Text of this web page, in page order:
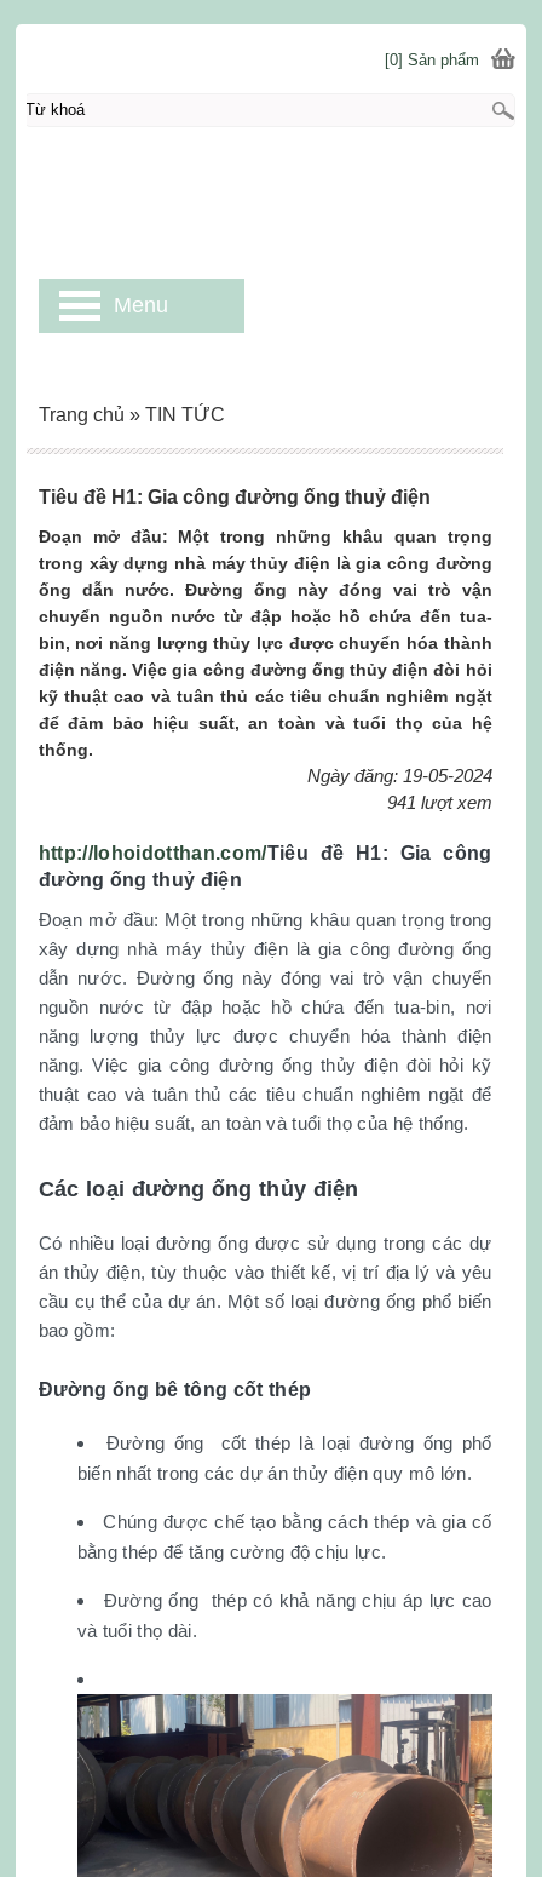
Tiêu đề H1: Gia công đường ống thuỷ điện
Đoạn mở đầu: Một trong những khâu quan trọng
trong xây dựng nhà máy thủy điện là gia công đường
ống dẫn nước. Đường ống này đóng vai trò vận
chuyển nguồn nước từ đập hoặc hồ chứa đến tua-
bin, nơi năng lượng thủy lực được chuyển hóa thành
điện năng. Việc gia công đường ống thủy điện đòi hỏi
kỹ thuật cao và tuân thủ các tiêu chuẩn nghiêm ngặt
để đảm bảo hiệu suất, an toàn và tuổi thọ của hệ
thống.
Ngày đăng: 19-05-2024
941 lượt xem
http://lohoidotthan.com/Tiêu đề H1: Gia công
đường ống thuỷ điện
Đoạn mở đầu: Một trong những khâu quan trọng trong
xây dựng nhà máy thủy điện là gia công đường ống
dẫn nước. Đường ống này đóng vai trò vận chuyển
nguồn nước từ đập hoặc hồ chứa đến tua-bin, nơi
năng lượng thủy lực được chuyển hóa thành điện
năng. Việc gia công đường ống thủy điện đòi hỏi kỹ
thuật cao và tuân thủ các tiêu chuẩn nghiêm ngặt để
đảm bảo hiệu suất, an toàn và tuổi thọ của hệ thống.
Các loại đường ống thủy điện
Có nhiều loại đường ống được sử dụng trong các dự
án thủy điện, tùy thuộc vào thiết kế, vị trí địa lý và yêu
cầu cụ thể của dự án. Một số loại đường ống phổ biến
bao gồm:
Đường ống bê tông cốt thép
Đường ống cốt thép là loại đường ống phổ
biến nhất trong các dự án thủy điện quy mô lớn.
Chúng được chế tạo bằng cách thép và gia cố
bằng thép để tăng cường độ chịu lực.
Đường ống thép có khả năng chịu áp lực cao
và tuổi thọ dài.
Trang chủ » TIN TỨC
[0] Sản phẩm
Menu